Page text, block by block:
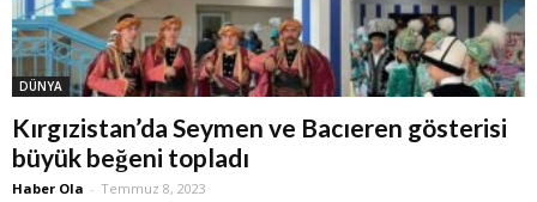
DÜNYA
Kırgızistan’da Seymen ve Bacıeren gösterisi
büyük beğeni topladı
Haber Ola - Temmuz 8, 2023